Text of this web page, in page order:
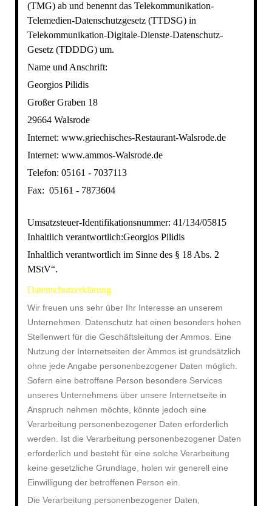
(TMG) ab und benennt das Telekommunikation-
Telemedien-Datenschutzgesetz (TTDSG) in
Telekommunikation-Digitale-Dienste-Datenschutz-
Gesetz (TDDDG) um.
Name und Anschrift:
Georgios Pilidis
Großer Graben 18
29664 Walsrode
Internet: www.griechisches-Restaurant-Walsrode.de
Internet: www.ammos-Walsrode.de
Telefon: 05161 - 7037113
Fax: 05161 - 7873604
Umsatzsteuer-Identifikationsnummer: 41/134/05815
Inhaltlich verantwortlich:Georgios Pilidis
Inhaltlich verantwortlich im Sinne des § 18 Abs. 2
MStV“.
Datenschutzerklärung
Wir freuen uns sehr über Ihr Interesse an unserem
Unternehmen. Datenschutz hat einen besonders hohen
Stellenwert für die Geschäftsleitung der Ammos. Eine
Nutzung der Internetseiten der Ammos ist grundsätzlich
ohne jede Angabe personenbezogener Daten möglich.
Sofern eine betroffene Person besondere Services
unseres Unternehmens über unsere Internetseite in
Anspruch nehmen möchte, könnte jedoch eine
Verarbeitung personenbezogener Daten erforderlich
werden. Ist die Verarbeitung personenbezogener Daten
erforderlich und besteht für eine solche Verarbeitung
keine gesetzliche Grundlage, holen wir generell eine
Einwilligung der betroffenen Person ein.
Die Verarbeitung personenbezogener Daten,